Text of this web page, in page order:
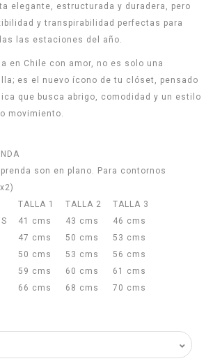
elegante, estructurada y duradera, pero
y transpirabilidad perfectas para
las estaciones del año.
en Chile con amor, no es solo una
es el nuevo ícono de tu clóset, pensado
que busca abrigo, comodidad y un estilo
movimiento.
son en plano. Para contornos
TALLA 1 TALLA 2 TALLA 3
41 cms 43 cms
46 cms
47 cms 50 cms
53 cms
50 cms 53 cms
56 cms
59 cms 60 cms
61 cms
66 cms 68 cms 70 cms